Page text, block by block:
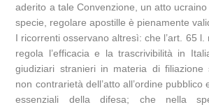
aderito a tale Convenzione, un atto
specie, regolare apostille è pienamente
I ricorrenti osservano altresì: che l’art. 65
regola l’efficacia e la trascrivibilità in
giudiziari stranieri in materia di filiazione
non contrarietà dell’atto all’ordine pubblico
essenziali della difesa; che nella